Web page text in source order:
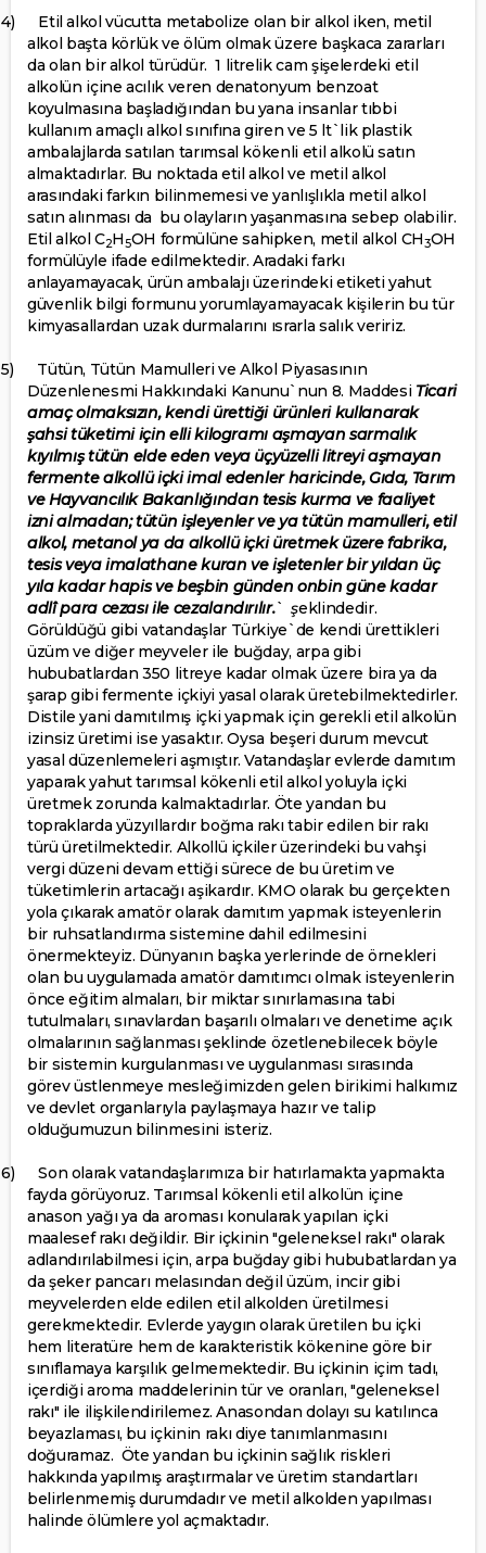
4)
Etil alkol vücutta metabolize olan bir alkol iken, metil
alkol başta körlük ve ölüm olmak üzere başkaca zararları
da olan bir alkol türüdür. 1 litrelik cam şişelerdeki etil
alkolün içine acılık veren denatonyum benzoat
koyulmasına başladığından bu yana insanlar tıbbi
kullanım amaçlı alkol sınıfına giren ve 5 lt`lik plastik
ambalajlarda satılan tarımsal kökenli etil alkolü satın
almaktadırlar. Bu noktada etil alkol ve metil alkol
arasındaki farkın bilinmemesi ve yanlışlıkla metil alkol
satın alınması da bu olayların yaşanmasına sebep olabilir.
Etil alkol C2H5OH formülüne sahipken, metil alkol CH3OH
formülüyle ifade edilmektedir. Aradaki farkı
anlayamayacak, ürün ambalajı üzerindeki etiketi yahut
güvenlik bilgi formunu yorumlayamayacak kişilerin bu tür
kimyasallardan uzak durmalarını ısrarla salık veririz.
5)
Tütün, Tütün Mamulleri ve Alkol Piyasasının
Düzenlenesmi Hakkındaki Kanunu`nun 8. Maddesi Ticari
amaç olmaksızın, kendi ürettiği ürünleri kullanarak
şahsi tüketimi için elli kilogramı aşmayan sarmalık
kıyılmış tütün elde eden veya üçyüzelli litreyi aşmayan
fermente alkollü içki imal edenler haricinde, Gıda, Tarım
ve Hayvancılık Bakanlığından tesis kurma ve faaliyet
izni almadan; tütün işleyenler ve ya tütün mamulleri, etil
alkol, metanol ya da alkollü içki üretmek üzere fabrika,
tesis veya imalathane kuran ve işletenler bir yıldan üç
yıla kadar hapis ve beşbin günden onbin güne kadar
adlî para cezası ile cezalandırılır.` şeklindedir.
Görüldüğü gibi vatandaşlar Türkiye`de kendi ürettikleri
üzüm ve diğer meyveler ile buğday, arpa gibi
hububatlardan 350 litreye kadar olmak üzere bira ya da
şarap gibi fermente içkiyi yasal olarak üretebilmektedirler.
Distile yani damıtılmış içki yapmak için gerekli etil alkolün
izinsiz üretimi ise yasaktır. Oysa beşeri durum mevcut
yasal düzenlemeleri aşmıştır. Vatandaşlar evlerde damıtım
yaparak yahut tarımsal kökenli etil alkol yoluyla içki
üretmek zorunda kalmaktadırlar. Öte yandan bu
topraklarda yüzyıllardır boğma rakı tabir edilen bir rakı
türü üretilmektedir. Alkollü içkiler üzerindeki bu vahşi
vergi düzeni devam ettiği sürece de bu üretim ve
tüketimlerin artacağı aşikardır. KMO olarak bu gerçekten
yola çıkarak amatör olarak damıtım yapmak isteyenlerin
bir ruhsatlandırma sistemine dahil edilmesini
önermekteyiz. Dünyanın başka yerlerinde de örnekleri
olan bu uygulamada amatör damıtımcı olmak isteyenlerin
önce eğitim almaları, bir miktar sınırlamasına tabi
tutulmaları, sınavlardan başarılı olmaları ve denetime açık
olmalarının sağlanması şeklinde özetlenebilecek böyle
bir sistemin kurgulanması ve uygulanması sırasında
görev üstlenmeye mesleğimizden gelen birikimi halkımız
ve devlet organlarıyla paylaşmaya hazır ve talip
olduğumuzun bilinmesini isteriz.
6)
Son olarak vatandaşlarımıza bir hatırlamakta yapmakta
fayda görüyoruz. Tarımsal kökenli etil alkolün içine
anason yağı ya da aroması konularak yapılan içki
maalesef rakı değildir. Bir içkinin "geleneksel rakı" olarak
adlandırılabilmesi için, arpa buğday gibi hububatlardan ya
da şeker pancarı melasından değil üzüm, incir gibi
meyvelerden elde edilen etil alkolden üretilmesi
gerekmektedir. Evlerde yaygın olarak üretilen bu içki
hem literatüre hem de karakteristik kökenine göre bir
sınıflamaya karşılık gelmemektedir. Bu içkinin içim tadı,
içerdiği aroma maddelerinin tür ve oranları, "geleneksel
rakı" ile ilişkilendirilemez. Anasondan dolayı su katılınca
beyazlaması, bu içkinin rakı diye tanımlanmasını
doğuramaz. Öte yandan bu içkinin sağlık riskleri
hakkında yapılmış araştırmalar ve üretim standartları
belirlenmemiş durumdadır ve metil alkolden yapılması
halinde ölümlere yol açmaktadır.